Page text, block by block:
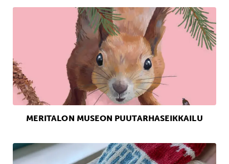
MERITALON MUSEON PUUTARHASEIKKAILU